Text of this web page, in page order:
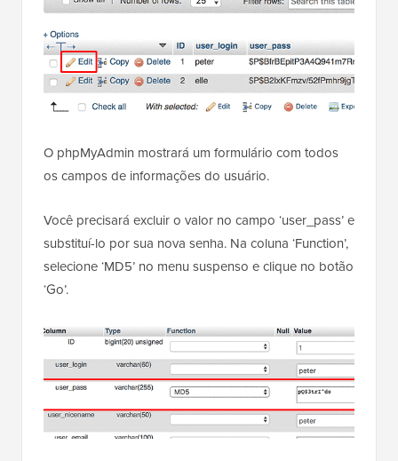
O phpMyAdmin mostrará um formulário com todos
os campos de informações do usuário.
Você precisará excluir o valor no campo ‘user_pass’ e
substituí-lo por sua nova senha. Na coluna ‘Function’,
selecione ‘MD5’ no menu suspenso e clique no botão
‘Go’.